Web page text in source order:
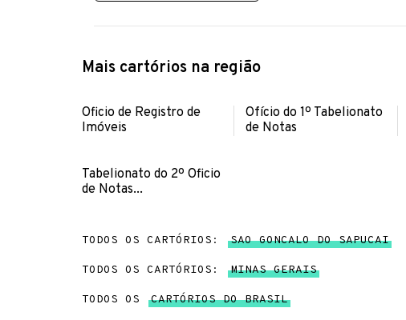
Mais cartórios na região
Oficio de Registro de
Imóveis
Ofício do 1º Tabelionato
de Notas
Tabelionato do 2º Oficio
de Notas...
TODOS OS CARTÓRIOS: SAO GONCALO DO SAPUCAI
TODOS OS CARTÓRIOS: MINAS GERAIS
TODOS OS CARTÓRIOS DO BRASIL